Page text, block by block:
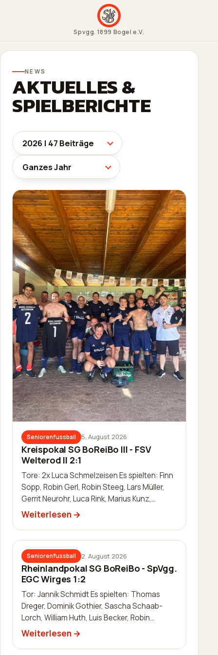
Spvgg. 1899 Bogel e.V.
NEWS
AKTUELLES &
SPIELBERICHTE
Seniorenfussball 5. August 2026
Kreispokal SG BoReiBo III - FSV
Welterod II 2:1
Tore: 2x Luca Schmelzeisen Es spielten: Finn
Sopp, Robin Gerl, Robin Steeg, Lars Müller,
Gerrit Neurohr, Luca Rink, Marius Kunz,
Manuel Häuser, Lukas Schleis,…
Weiterlesen
Seniorenfussball 2. August 2026
Rheinlandpokal SG BoReiBo - SpVgg.
EGC Wirges 1:2
Tor: Jannik Schmidt Es spielten: Thomas
Dreger, Dominik Gothier, Sascha Schaab-
Lorch, William Huth, Luis Becker, Robin
Zimmermann, Julien Leidinger, Jannik Schm…
Weiterlesen